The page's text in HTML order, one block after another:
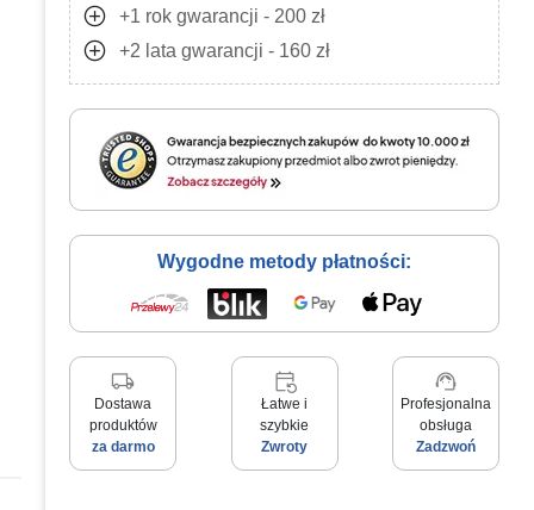
add_circle +1 rok gwarancji - 200 zł
add_circle +2 lata gwarancji - 160 zł
Wygodne metody płatności:
local_shipping
Dostawa
produktów
za darmo
event_repeat
Łatwe i
szybkie
Zwroty
support_agent
Profesjonalna
obsługa
Zadzwoń